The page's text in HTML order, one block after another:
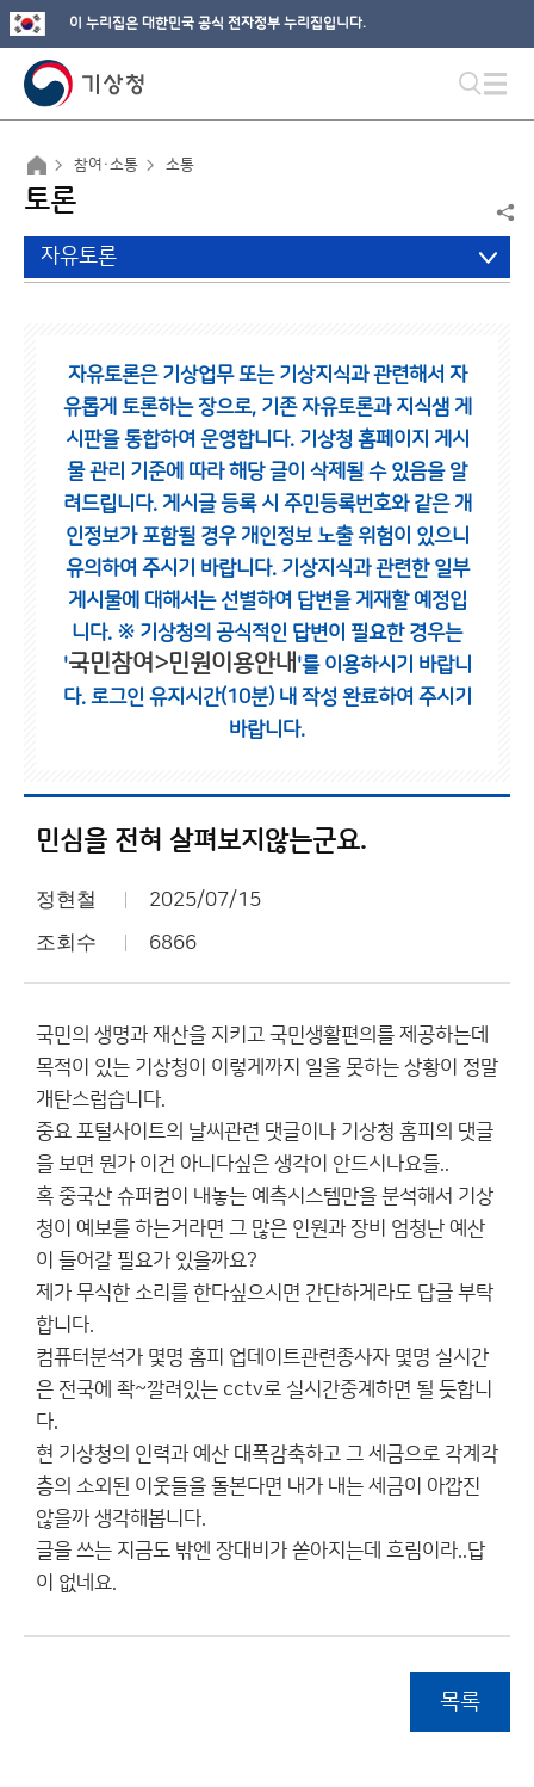
이 누리집은 대한민국 공식 전자정부 누리집입니다.
참여·소통 소통
토론
자유토론
자유토론은 기상업무 또는 기상지식과 관련해서 자
유롭게 토론하는 장으로, 기존 자유토론과 지식샘 게
시판을 통합하여 운영합니다. 기상청 홈페이지 게시
물 관리 기준에 따라 해당 글이 삭제될 수 있음을 알
려드립니다. 게시글 등록 시 주민등록번호와 같은 개
인정보가 포함될 경우 개인정보 노출 위험이 있으니
유의하여 주시기 바랍니다. 기상지식과 관련한 일부
게시물에 대해서는 선별하여 답변을 게재할 예정입
니다. ※ 기상청의 공식적인 답변이 필요한 경우는
'국민참여>민원이용안내 '를 이용하시기 바랍니
다. 로그인 유지시간(10분) 내 작성 완료하여 주시기
바랍니다.
민심을 전혀 살펴보지않는군요.
정현철 2025/07/15
조회수 6866
국민의 생명과 재산을 지키고 국민생활편의를 제공하는데
목적이 있는 기상청이 이렇게까지 일을 못하는 상황이 정말
개탄스럽습니다.
중요 포털사이트의 날씨관련 댓글이나 기상청 홈피의 댓글
을 보면 뭔가 이건 아니다싶은 생각이 안드시나요들..
혹 중국산 슈퍼컴이 내놓는 예측시스템만을 분석해서 기상
청이 예보를 하는거라면 그 많은 인원과 장비 엄청난 예산
이 들어갈 필요가 있을까요?
제가 무식한 소리를 한다싶으시면 간단하게라도 답글 부탁
합니다.
컴퓨터분석가 몇명 홈피 업데이트관련종사자 몇명 실시간
은 전국에 좍~깔려있는 cctv로 실시간중계하면 될 듯합니
다.
현 기상청의 인력과 예산 대폭감축하고 그 세금으로 각계각
층의 소외된 이웃들을 돌본다면 내가 내는 세금이 아깝진
않을까 생각해봅니다.
글을 쓰는 지금도 밖엔 장대비가 쏟아지는데 흐림이라..답
이 없네요.
목록